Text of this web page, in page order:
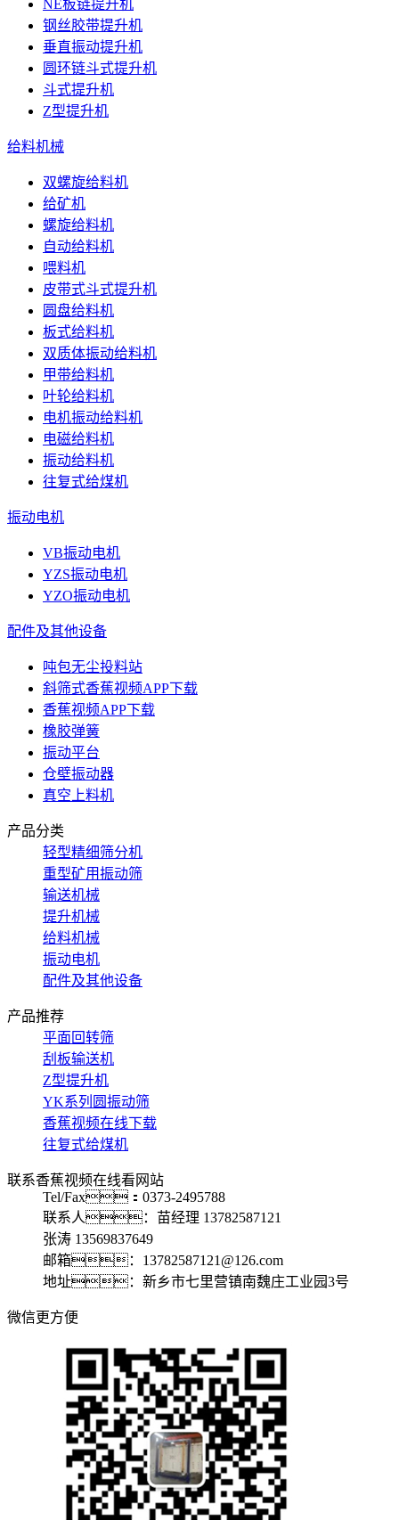
NE板链提升机
钢丝胶带提升机
垂直振动提升机
圆环链斗式提升机
斗式提升机
Z型提升机
给料机械
双螺旋给料机
给矿机
螺旋给料机
自动给料机
喂料机
皮带式斗式提升机
圆盘给料机
板式给料机
双质体振动给料机
甲带给料机
叶轮给料机
电机振动给料机
电磁给料机
振动给料机
往复式给煤机
振动电机
VB振动电机
YZS振动电机
YZO振动电机
配件及其他设备
吨包无尘投料站
斜筛式香蕉视频APP下载
香蕉视频APP下载
橡胶弹簧
振动平台
仓壁振动器
真空上料机
产品分类
轻型精细筛分机
重型矿用振动筛
输送机械
提升机械
给料机械
振动电机
配件及其他设备
产品推荐
平面回转筛
刮板输送机
Z型提升机
YK系列圆振动筛
香蕉视频在线下载
往复式给煤机
联系香蕉视频在线看网站
Tel/Fax：0373-2495788
联系人：苗经理 13782587121
张涛 13569837649
邮箱：13782587121@126.com
地址：新乡市七里营镇南魏庄工业园3号
微信更方便